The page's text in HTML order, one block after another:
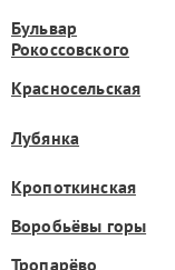
Бульвар
Рокоссовского
Красносельская
Лубянка
Кропоткинская
Воробьёвы горы
Тропарёво